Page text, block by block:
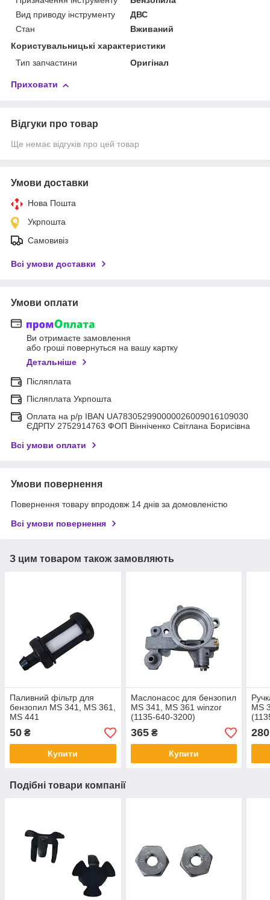
Вид приводу інструменту
ДВС
Стан
Вживаний
Користувальницькі характеристики
Тип запчастини
Оригінал
Приховати
Відгуки про товар
Ще немає відгуків про цей товар
Умови доставки
Нова Пошта
Укрпошта
Самовивіз
Всі умови доставки
Умови оплати
Ви отримаєте замовлення
або гроші повернуться на вашу картку
Детальніше
Післяплата
Післяплата Укрпошта
Оплата на р/р IBAN UA783052990000026009016109030
ЄДРПУ 2752914763 ФОП Вінніченко Світлана Борисівна
Всі умови оплати
Умови повернення
Повернення товару впродовж 14 днів за домовленістю
Всі умови повернення
З цим товаром також замовляють
Паливний фільтр для
бензопил MS 341, MS 361,
MS 441
50 ₴
Купити
Маслонасос для бензопил
MS 341, MS 361 winzor
(1135-640-3200)
365₴
Купити
MS
280
Подібні товари компанії